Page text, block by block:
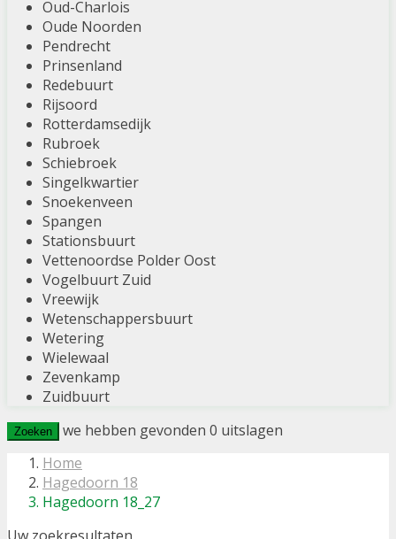
Oud-Charlois
Oude Noorden
Pendrecht
Prinsenland
Redebuurt
Rijsoord
Rotterdamsedijk
Rubroek
Schiebroek
Singelkwartier
Snoekenveen
Spangen
Stationsbuurt
Vettenoordse Polder Oost
Vogelbuurt Zuid
Vreewijk
Wetenschappersbuurt
Wetering
Wielewaal
Zevenkamp
Zuidbuurt
Zoeken we hebben gevonden 0 uitslagen
Home
Hagedoorn 18
Hagedoorn 18_27